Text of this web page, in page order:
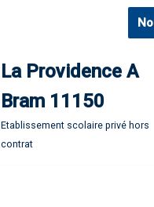
La Providence A
Bram 11150
Etablissement scolaire privé hors
contrat